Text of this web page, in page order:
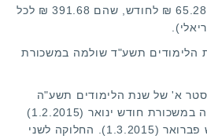
תלמידים, יקבל תוספת של 65.28 ₪ לחודש, שהם 391.68 ₪ לכל
הלימודים תשע"ד שולמה במשכורת
א' של שנת הלימודים תשע"ה
שולמה לחלק מעוזרי ההוראה במשכורת חודש ינואר (1.2.2015)
ולחלק השני במשכורת חודש פברואר (1.3.2015). החלוקה לשני